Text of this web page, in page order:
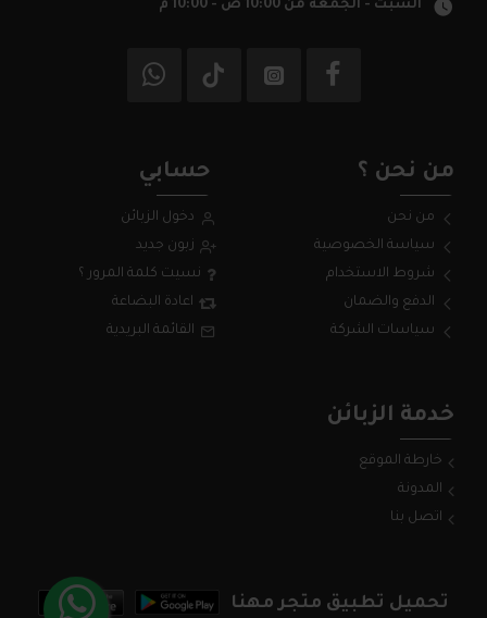
السبت - الجمعة من 10:00 ص - 10:00 م
من نحن ؟
من نحن
سياسة الخصوصية
شروط الاستخدام
الدفع والضمان
سياسات الشركة
حسابي
دخول الزبائن
زبون جديد
نسيت كلمة المرور ؟
اعادة البضاعة
القائمة البريدية
خدمة الزبائن
خارطة الموقع
المدونة
اتصل بنا
تحميل تطبيق متجر مهنا